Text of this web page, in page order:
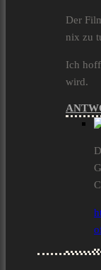
Der
nix zu
Ich
wird.